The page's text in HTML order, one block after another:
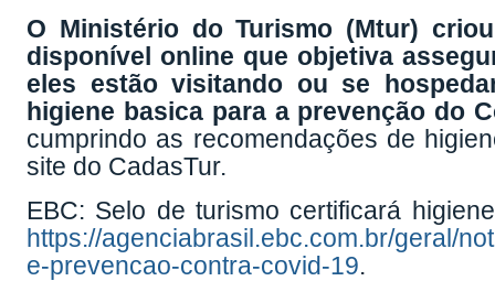
O Ministério do Turismo (Mtur)
disponível online que objetiva
eles estão visitando ou se
higiene basica para a prevenção do
cumprindo as recomendações de
site do CadasTur.
EBC: Selo de turismo certificará
https://agenciabrasil.ebc.com.br/geral/
e-prevencao-contra-covid-19.